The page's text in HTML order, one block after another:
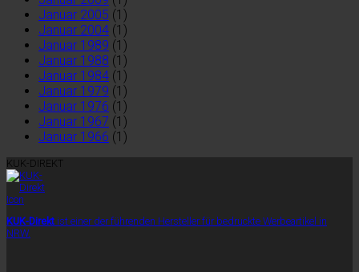
Januar 2005 (1)
Januar 2004 (1)
Januar 1989 (1)
Januar 1988 (1)
Januar 1984 (1)
Januar 1979 (1)
Januar 1976 (1)
Januar 1967 (1)
Januar 1966 (1)
KUK-DIREKT
KUK-Direkt ist einer der führenden Hersteller für bedruckte Werbeartikel in
NRW.